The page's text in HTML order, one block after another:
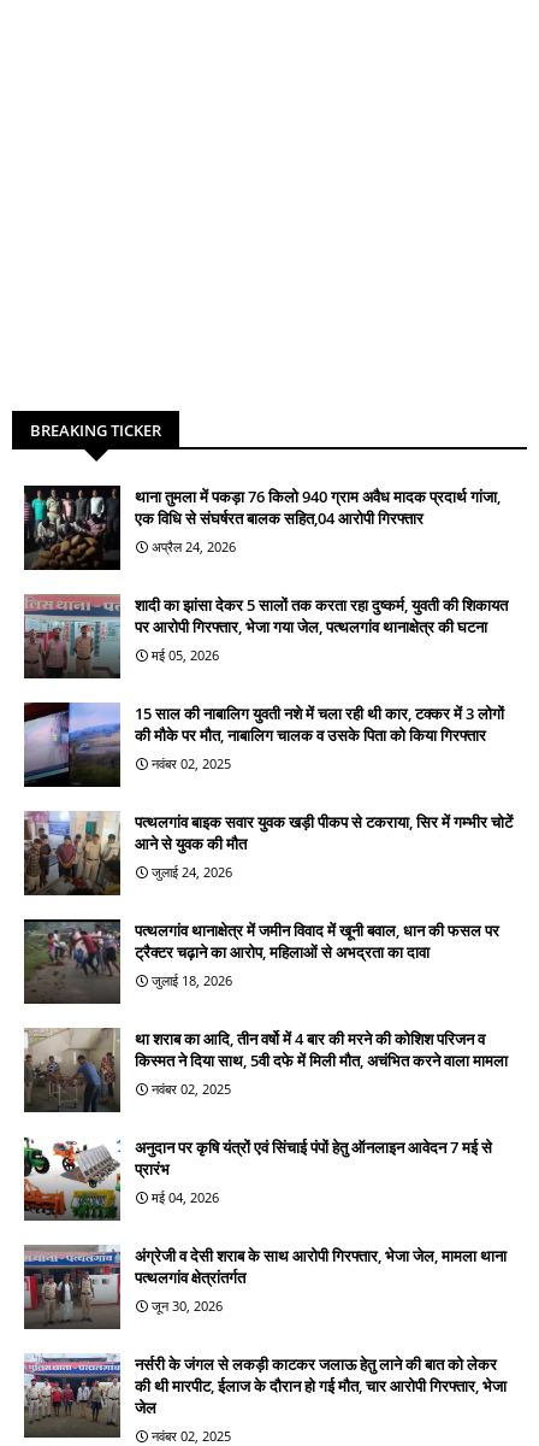
BREAKING TICKER
थाना तुमला में पकड़ा 76 किलो 940 ग्राम अवैध मादक प्रदार्थ गांजा,
एक विधि से संघर्षरत बालक सहित,04 आरोपी गिरफ्तार
अप्रैल 24, 2026
शादी का झांसा देकर 5 सालों तक करता रहा दुष्कर्म, युवती की शिकायत
पर आरोपी गिरफ्तार, भेजा गया जेल, पत्थलगांव थानाक्षेत्र की घटना
मई 05, 2026
15 साल की नाबालिग युवती नशे में चला रही थी कार, टक्कर में 3 लोगों
की मौके पर मौत, नाबालिग चालक व उसके पिता को किया गिरफ्तार
नवंबर 02, 2025
पत्थलगांव बाइक सवार युवक खड़ी पीकप से टकराया, सिर में गम्भीर चोटें
आने से युवक की मौत
जुलाई 24, 2026
पत्थलगांव थानाक्षेत्र में जमीन विवाद में खूनी बवाल, धान की फसल पर
ट्रैक्टर चढ़ाने का आरोप, महिलाओं से अभद्रता का दावा
जुलाई 18, 2026
था शराब का आदि, तीन वर्षो में 4 बार की मरने की कोशिश परिजन व
किस्मत ने दिया साथ, 5वी दफे में मिली मौत, अचंभित करने वाला मामला
नवंबर 02, 2025
अनुदान पर कृषि यंत्रों एवं सिंचाई पंपों हेतु ऑनलाइन आवेदन 7 मई से
प्रारंभ
मई 04, 2026
अंग्रेजी व देसी शराब के साथ आरोपी गिरफ्तार, भेजा जेल, मामला थाना
पत्थलगांव क्षेत्रांतर्गत
जून 30, 2026
नर्सरी के जंगल से लकड़ी काटकर जलाऊ हेतु लाने की बात को लेकर
की थी मारपीट, ईलाज के दौरान हो गई मौत, चार आरोपी गिरफ्तार, भेजा
जेल
नवंबर 02, 2025